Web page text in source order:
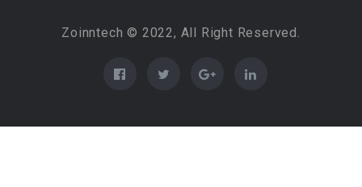
Zoinntech © 2022, All Right Reserved.